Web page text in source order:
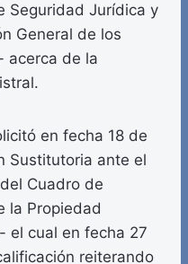
Seguridad Jurídica y
General de los
acerca de la
en fecha 18 de
Sustitutoria ante el
Cuadro de
la Propiedad
el cual en fecha 27
reiterando